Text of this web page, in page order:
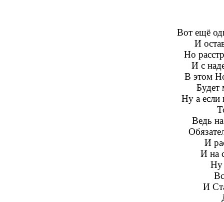
Вот ещё
И
Но
И с
В этом
Будет
Ну а если
Ведь
И
И на
Ну
И